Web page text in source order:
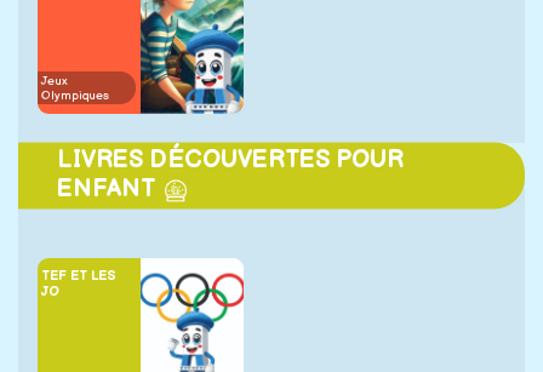
Jeux
Olympiques
LIVRES DÉCOUVERTES POUR
ENFANT
TEF ET LES
JO